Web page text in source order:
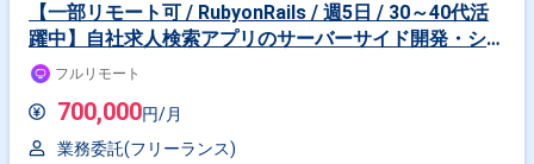
【一部リモート可 / RubyonRails / 週5日 / 30～40代活
躍中】自社求人検索アプリのサーバーサイド開発・シス
テム保守運用
フルリモート
700,000円/月
業務委託(フリーランス)